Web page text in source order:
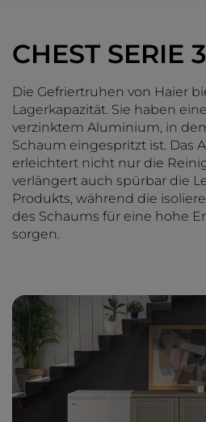
CHEST SERIE 3
Die Gefriertruhen von Haier
Lagerkapazität. Sie haben
verzinktem Aluminium, in
Schaum eingespritzt ist. Das
erleichtert nicht nur die
verlängert auch spürbar die
Produkts, während die
des Schaums für eine hohe
sorgen.